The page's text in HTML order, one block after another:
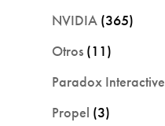
NVIDIA (365)
Otros (11)
Paradox Interactive
Propel (3)